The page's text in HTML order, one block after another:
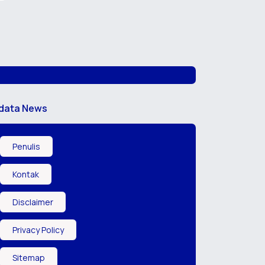
News
Penulis
Kontak
Disclaimer
Privacy Policy
Sitemap